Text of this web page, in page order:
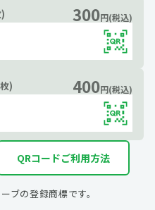
300円(税込)
) 400円(税込)
QRコードご利用方法
ブの登録商標です。